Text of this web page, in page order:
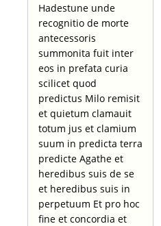
Hadestune unde
recognitio de morte
antecessoris
summonita fuit inter
eos in prefata curia
scilicet quod
predictus Milo remisit
et quietum clamauit
totum jus et clamium
suum in predicta terra
predicte Agathe et
heredibus suis de se
et heredibus suis in
perpetuum Et pro hoc
fine et concordia et